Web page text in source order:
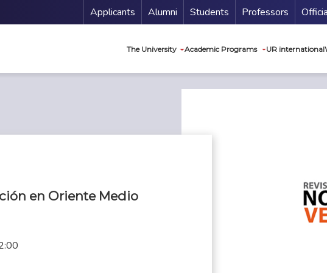
Menu Secundario
Applicants Alumni Students Professors
The University Academic Programs UR international
en Oriente Medio